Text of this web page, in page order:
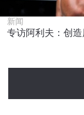
新闻
专访阿利夫：创